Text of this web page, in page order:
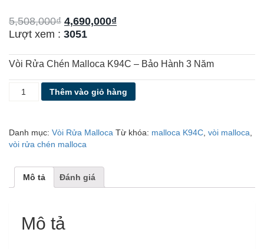
5,508,000₫ 4,690,000₫
Lượt xem : 3051
Vòi Rửa Chén Malloca K94C – Bảo Hành 3 Năm
VÒI
MALLOCA
lượng
Thêm vào giỏ hàng
Danh mục: Vòi Rửa Malloca Từ khóa: malloca K94C vòi malloca
vòi rửa chén malloca
Mô tả Đánh giá
Mô tả